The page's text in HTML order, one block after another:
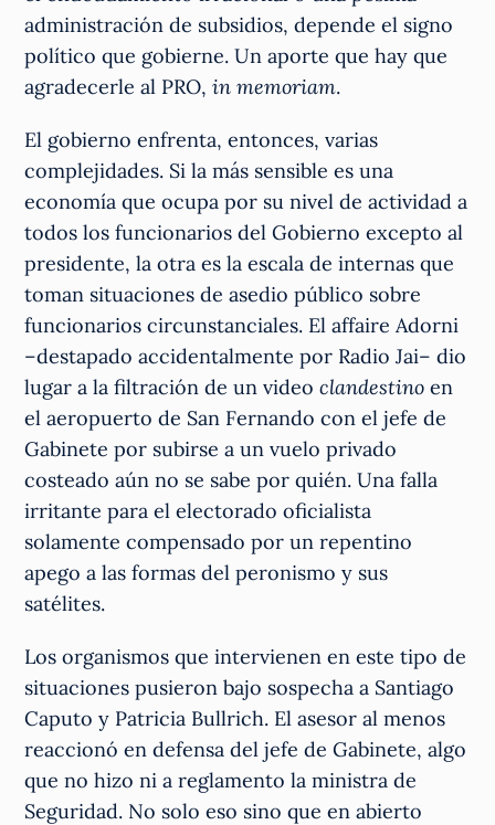
administración de subsidios, depende el signo
político que gobierne. Un aporte que hay que
agradecerle al PRO,in memoriam.
El gobierno enfrenta, entonces, varias
complejidades. Si la más sensible es una
economía que ocupa por su nivel de actividad a
todos los funcionarios del Gobierno excepto al
presidente, la otra es la escala de internas que
toman situaciones de asedio público sobre
funcionarios circunstanciales. El affaire Adorni
–destapado accidentalmente por Radio Jai– dio
lugar a la filtración de un videoclandestino en
el aeropuerto de San Fernando con el jefe de
Gabinete por subirse a un vuelo privado
costeado aún no se sabe por quién. Una falla
irritante para el electorado oficialista
solamente compensado por un repentino
apego a las formas del peronismo y sus
satélites.
Los organismos que intervienen en este tipo de
situaciones pusieron bajo sospecha a Santiago
Caputo y Patricia Bullrich. El asesor al menos
reaccionó en defensa del jefe de Gabinete, algo
que no hizo ni a reglamento la ministra de
Seguridad. No solo eso sino que en abierto